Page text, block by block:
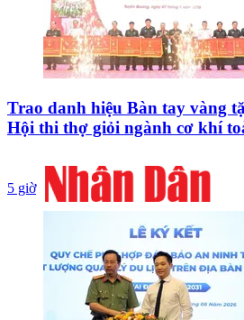
Trao danh hiệu Bàn tay vàng
Hội thi thợ giỏi ngành cơ khí
5 giờ